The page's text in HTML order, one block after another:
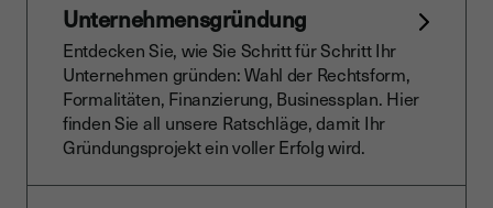
Unternehmensgründung
Entdecken Sie, wie Sie Schritt für Schritt Ihr
Unternehmen gründen: Wahl der Rechtsform,
Formalitäten, Finanzierung, Businessplan. Hier
finden Sie all unsere Ratschläge, damit Ihr
Gründungsprojekt ein voller Erfolg wird.